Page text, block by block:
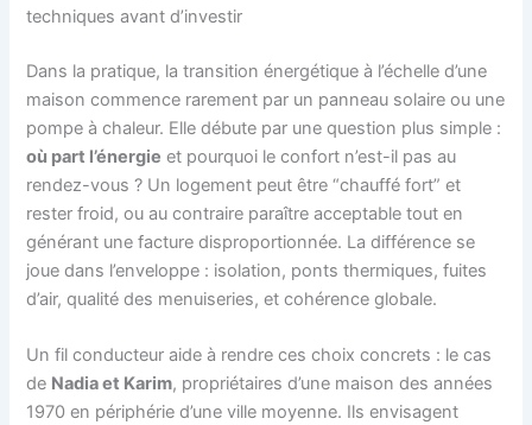
techniques avant d’investir
Dans la pratique, la transition énergétique à l’échelle d’une
maison commence rarement par un panneau solaire ou une
pompe à chaleur. Elle débute par une question plus simple :
où part l’énergie et pourquoi le confort n’est-il pas au
rendez-vous ? Un logement peut être “chauffé fort” et
rester froid, ou au contraire paraître acceptable tout en
générant une facture disproportionnée. La différence se
joue dans l’enveloppe : isolation, ponts thermiques, fuites
d’air, qualité des menuiseries, et cohérence globale.
Un fil conducteur aide à rendre ces choix concrets : le cas
de Nadia et Karim, propriétaires d’une maison des années
1970 en périphérie d’une ville moyenne. Ils envisagent